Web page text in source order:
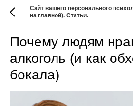
Сайт вашего персонального
на главной). Статьи.
Почему людям
алкоголь (и как
бокала)